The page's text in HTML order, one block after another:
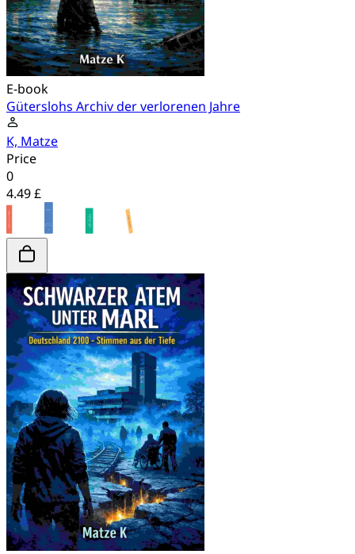
E-book
Güterslohs Archiv der verlorenen Jahre
K, Matze
Price
0
4.49 £